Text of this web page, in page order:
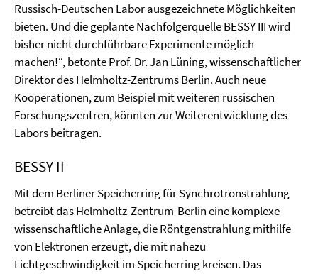
Russisch-Deutschen Labor ausgezeichnete Möglichkeiten
bieten. Und die geplante Nachfolgerquelle BESSY III wird
bisher nicht durchführbare Experimente möglich
machen!“, betonte Prof. Dr. Jan Lüning, wissenschaftlicher
Direktor des Helmholtz-Zentrums Berlin. Auch neue
Kooperationen, zum Beispiel mit weiteren russischen
Forschungszentren, könnten zur Weiterentwicklung des
Labors beitragen.
BESSY II
Mit dem Berliner Speicherring für Synchrotronstrahlung
betreibt das Helmholtz-Zentrum-Berlin eine komplexe
wissenschaftliche Anlage, die Röntgenstrahlung mithilfe
von Elektronen erzeugt, die mit nahezu
Lichtgeschwindigkeit im Speicherring kreisen. Das